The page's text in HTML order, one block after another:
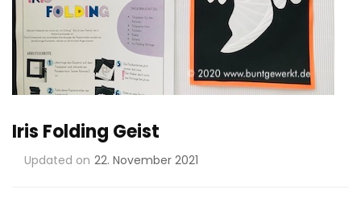
Iris Folding Geist
Updated on 22. November 2021